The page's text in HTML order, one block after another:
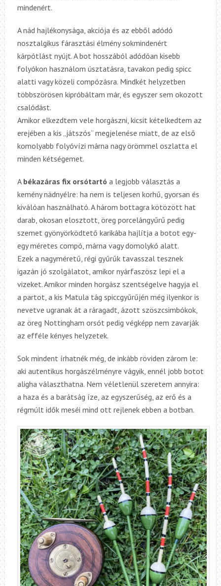
mindenért.
A nád hajlékonysága, akciója és az ebből adódó
nosztalgikus fárasztási élménysokmindenért
kárpótlást nyújt. A bot hosszából adódóan kisebb
folyókon használom úsztatásra, tavakon pedig spicc
alatti vagy közeli compózásra. Mindkét helyzetben
többszörösen kipróbáltam már, és egyszer sem okozott
csalódást.
Amikor elkezdtem vele horgászni, kicsit kételkedtem az
erejében a kis „játszós” megjelenése miatt, de az első
komolyabb folyóvízi márna nagy örömmel oszlatta el
minden kétségemet.
A békazáras fix orsótartó a legjobb választás a
kemény nádnyélre: ha nem is teljesen korhű, gyorsan és
kiválóan használható. A három bottagra kötözött hat
darab, okosan elosztott, öreg porcelángyűrű pedig
szemet gyönyörködtető karikába hajlítja a botot egy-
egy méretes compó, márna vagy domolykó alatt.
Ezek a nagyméretű, régi gyűrűk tavasszal tesznek
igazán jó szolgálatot, amikor nyárfaszösz lepi el a
vizeket. Amikor minden horgász szentségelve hagyja el
a partot, a kis Matula tág spiccgyűrűjén még ilyenkor is
nevetve ugranak át a ráragadt, ázott szöszcsimbókok,
az öreg Nottingham orsót pedig végképp nem zavarják
az efféle kényes helyzetek.
Sok mindent írhatnék még, de inkább röviden zárom le:
aki autentikus horgászélményre vágyik, ennél jobb botot
aligha választhatna. Nem véletlenül szeretem annyira:
a haza és a barátság íze, az egyszerűség, az erő és a
régmúlt idők meséi mind ott rejlenek ebben a botban.